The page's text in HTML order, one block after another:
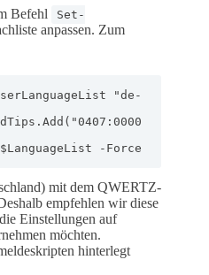
Befehl
Set-
anpassen. Zum
"de-
-Force
mit dem QWERTZ-
empfehlen wir diese
Einstellungen auf
möchten.
hinterlegt